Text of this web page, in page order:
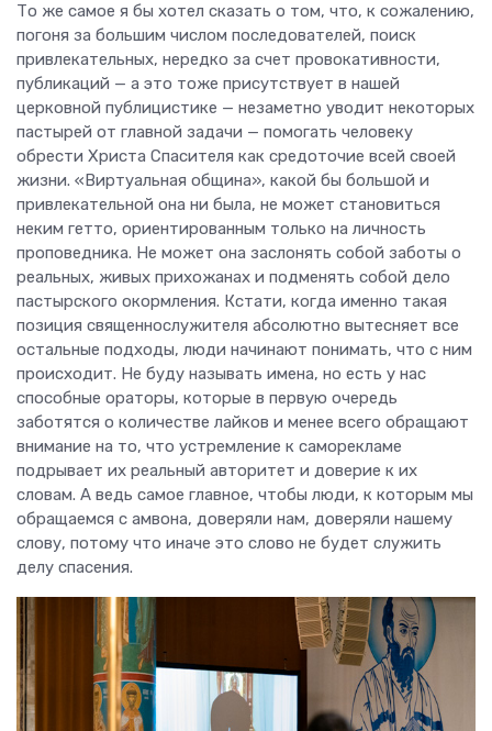
То же самое я бы хотел сказать о том, что, к сожалению,
погоня за большим числом последователей, поиск
привлекательных, нередко за счет провокативности,
публикаций — а это тоже присутствует в нашей
церковной публицистике — незаметно уводит некоторых
пастырей от главной задачи — помогать человеку
обрести Христа Спасителя как средоточие всей своей
жизни. «Виртуальная община», какой бы большой и
привлекательной она ни была, не может становиться
неким гетто, ориентированным только на личность
проповедника. Не может она заслонять собой заботы о
реальных, живых прихожанах и подменять собой дело
пастырского окормления. Кстати, когда именно такая
позиция священнослужителя абсолютно вытесняет все
остальные подходы, люди начинают понимать, что с ним
происходит. Не буду называть имена, но есть у нас
способные ораторы, которые в первую очередь
заботятся о количестве лайков и менее всего обращают
внимание на то, что устремление к саморекламе
подрывает их реальный авторитет и доверие к их
словам. А ведь самое главное, чтобы люди, к которым мы
обращаемся с амвона, доверяли нам, доверяли нашему
слову, потому что иначе это слово не будет служить
делу спасения.